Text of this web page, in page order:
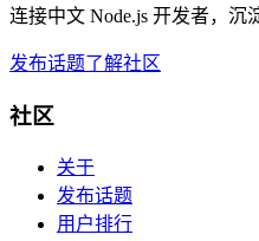
连接中文 Node.js 开发者，沉
发布话题了解社区
社区
关于
发布话题
用户排行